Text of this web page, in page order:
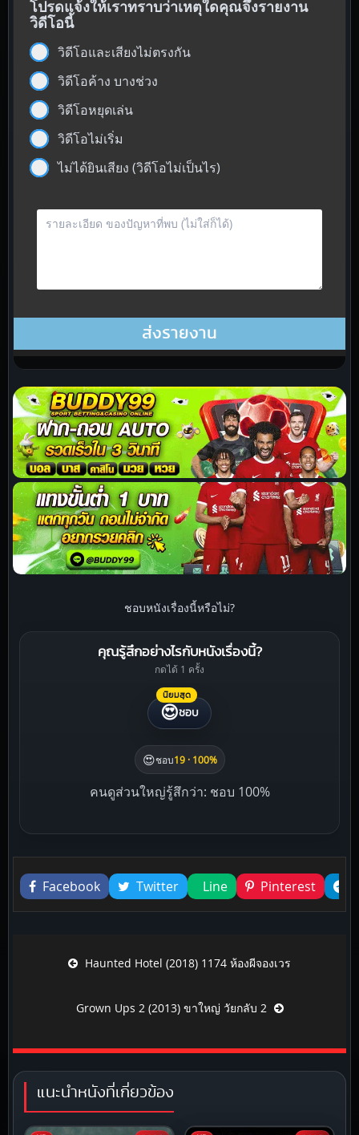
โปรดแจ้งให้เราทราบว่าเหตุใดคุณจึงรายงาน
วิดีโอนี้
วิดีโอและเสียงไม่ตรงกัน
วิดีโอค้าง บางช่วง
วิดีโอหยุดเล่น
วิดีโอไม่เริ่ม
ไม่ได้ยินเสียง (วิดีโอไม่เป็นไร)
ชอบหนังเรื่องนี้หรือไม่?
คุณรู้สึกอย่างไรกับหนังเรื่องนี้?
กดได้ 1 ครั้ง
นิยมสุด
😍ชอบ
😍ชอบ19 · 100%
คนดูส่วนใหญ่รู้สึกว่า: ชอบ 100%
Liked this
Facebook
Twitter Line Pinterest
Post navigationHaunted Hotel (2018) 1174 ห้องผีจองเวร
Grown Ups 2 (2013) ขาใหญ่ วัยกลับ 2
แนะนำหนังที่เกี่ยวข้อง